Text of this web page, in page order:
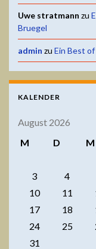
Uwe stratmann zu
Bruegel
admin zu Ein Best
KALENDER
August 2026
M
D M
3
4
10
11
17
18
24
25
31